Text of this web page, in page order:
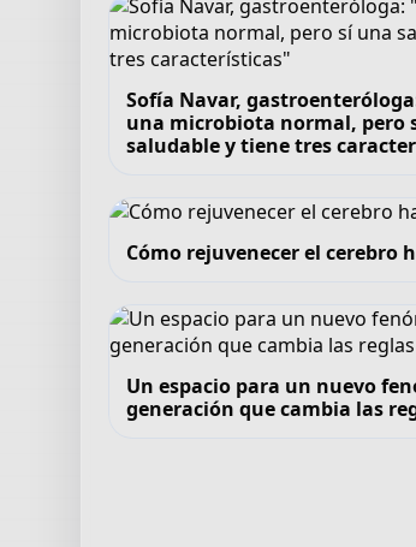
Sofía Navar,
una microbiota normal, pero
saludable y tiene tres
Cómo rejuvenecer el cerebro
Un espacio para un nuevo
generación que cambia las